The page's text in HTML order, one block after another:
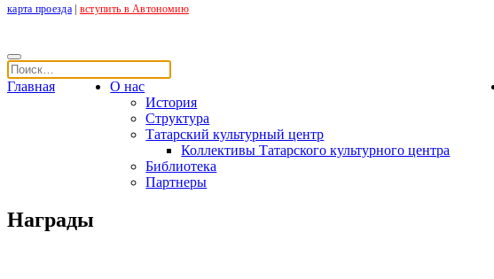
карта проезда| вступить в Автономию
Главная
О нас
История
Структура
Татарский культурный центр
Коллективы Татарского культурного центра
Библиотека
Партнеры
Награды